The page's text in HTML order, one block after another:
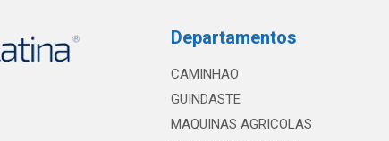
Departamentos
CAMINHAO
GUINDASTE
MAQUINAS AGRICOLAS